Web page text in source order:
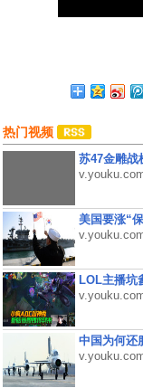
热门视频
苏47金雕战
美国要涨“
LOL主播坑
中国为何还